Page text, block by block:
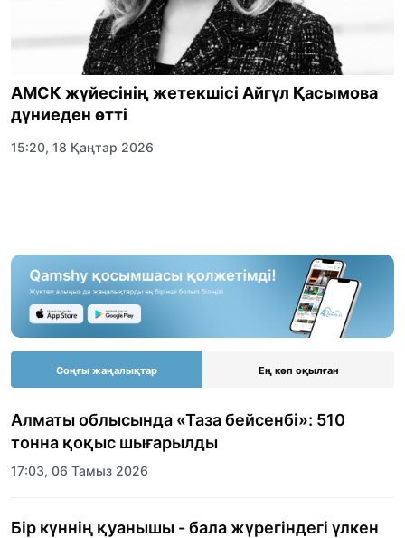
АМСК жүйесінің жетекшісі Айгүл Қасымова
дүниеден өтті
15:20, 18 Қаңтар 2026
Соңғы жаңалықтар Ең көп оқылған
Алматы облысында «Таза бейсенбі»: 510
тонна қоқыс шығарылды
17:03, 06 Тамыз 2026
Бір күннің қуанышы - бала жүрегіндегі үлкен